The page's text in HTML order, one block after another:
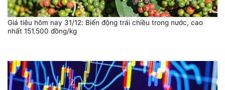
Giá tiêu hôm nay 31/12: Biến động trái chiều trong nước, cao
nhất 151.500 đồng/kg